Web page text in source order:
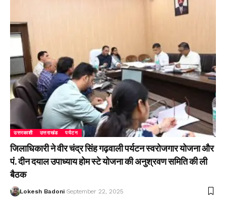
उत्तरकाशी उत्तराखंड पर्यटन
जिलाधिकारी ने वीर चंद्र सिंह गढ़वाली पर्यटन स्वरोजगार योजना और
पं. दीन दयाल उपाध्याय होम स्टे योजना की अनुश्रवण समिति की ली
बैठक
Lokesh Badoni September 22, 2025